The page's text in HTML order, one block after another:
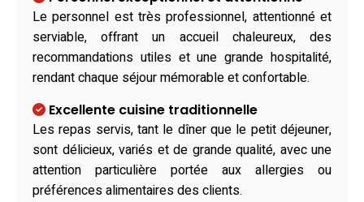
Le personnel est très professionnel, attentionné et
serviable, offrant un accueil chaleureux, des
recommandations utiles et une grande hospitalité,
rendant chaque séjour mémorable et confortable.
Excellente cuisine traditionnelle
Les repas servis, tant le dîner que le petit déjeuner,
sont délicieux, variés et de grande qualité, avec une
attention particulière portée aux allergies ou
préférences alimentaires des clients.